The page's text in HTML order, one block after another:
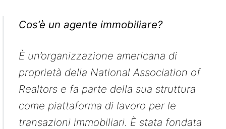
Cos’è un agente immobiliare?
È un’organizzazione americana di
proprietà della National Association of
Realtors e fa parte della sua struttura
come piattaforma di lavoro per le
transazioni immobiliari. È stata fondata